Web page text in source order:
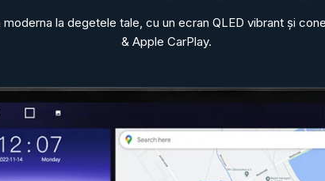
la degetele tale, cu un ecran QLED vibrant și
& Apple CarPlay.